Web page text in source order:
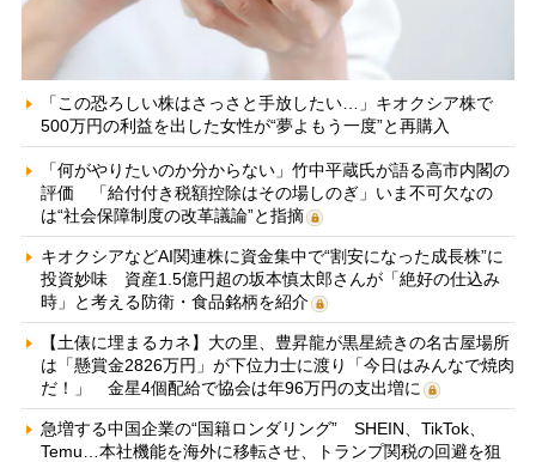
「この恐ろしい株はさっさと手放したい…」キオクシア株で
500万円の利益を出した女性が“夢よもう一度”と再購入
「何がやりたいのか分からない」竹中平蔵氏が語る高市内閣の
評価 「給付付き税額控除はその場しのぎ」いま不可欠なの
は“社会保障制度の改革議論”と指摘
キオクシアなどAI関連株に資金集中で“割安になった成長株”に
投資妙味 資産1.5億円超の坂本慎太郎さんが「絶好の仕込み
時」と考える防衛・食品銘柄を紹介
【土俵に埋まるカネ】大の里、豊昇龍が黒星続きの名古屋場所
は「懸賞金2826万円」が下位力士に渡り「今日はみんなで焼肉
だ！」 金星4個配給で協会は年96万円の支出増に
急増する中国企業の“国籍ロンダリング” SHEIN、TikTok、
Temu…本社機能を海外に移転させ、トランプ関税の回避を狙